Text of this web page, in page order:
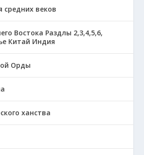
средних веков
Востока Раздлы 2,3,4,5,6,
Китай Индия
Орды
ханства